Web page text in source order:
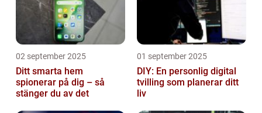
02 september 2025
Ditt smarta hem
spionerar på dig – så
stänger du av det
01 september 2025
DIY: En personlig digital
tvilling som planerar ditt
liv